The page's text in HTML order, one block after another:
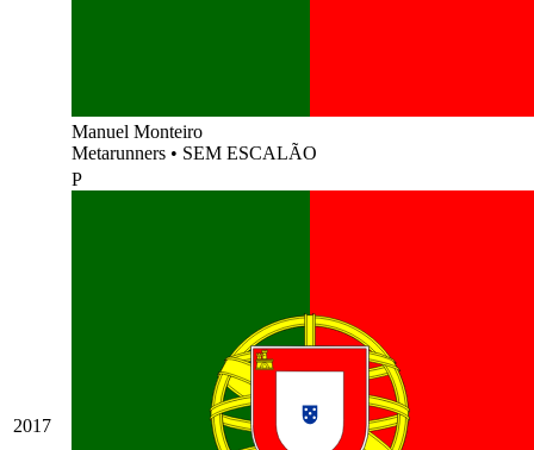
Manuel Monteiro
Metarunners • SEM ESCALÃO
2017
P